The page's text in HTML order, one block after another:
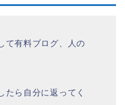
て有料ブログ、人の
たら自分に返ってく